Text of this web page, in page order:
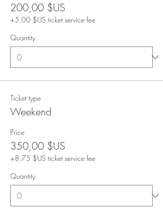
200,00 $US
+5,00 $US ticket service fee
Quantity
Ticket type
Weekend
Price
350,00 $US
+8,75 $US ticket service fee
Quantity